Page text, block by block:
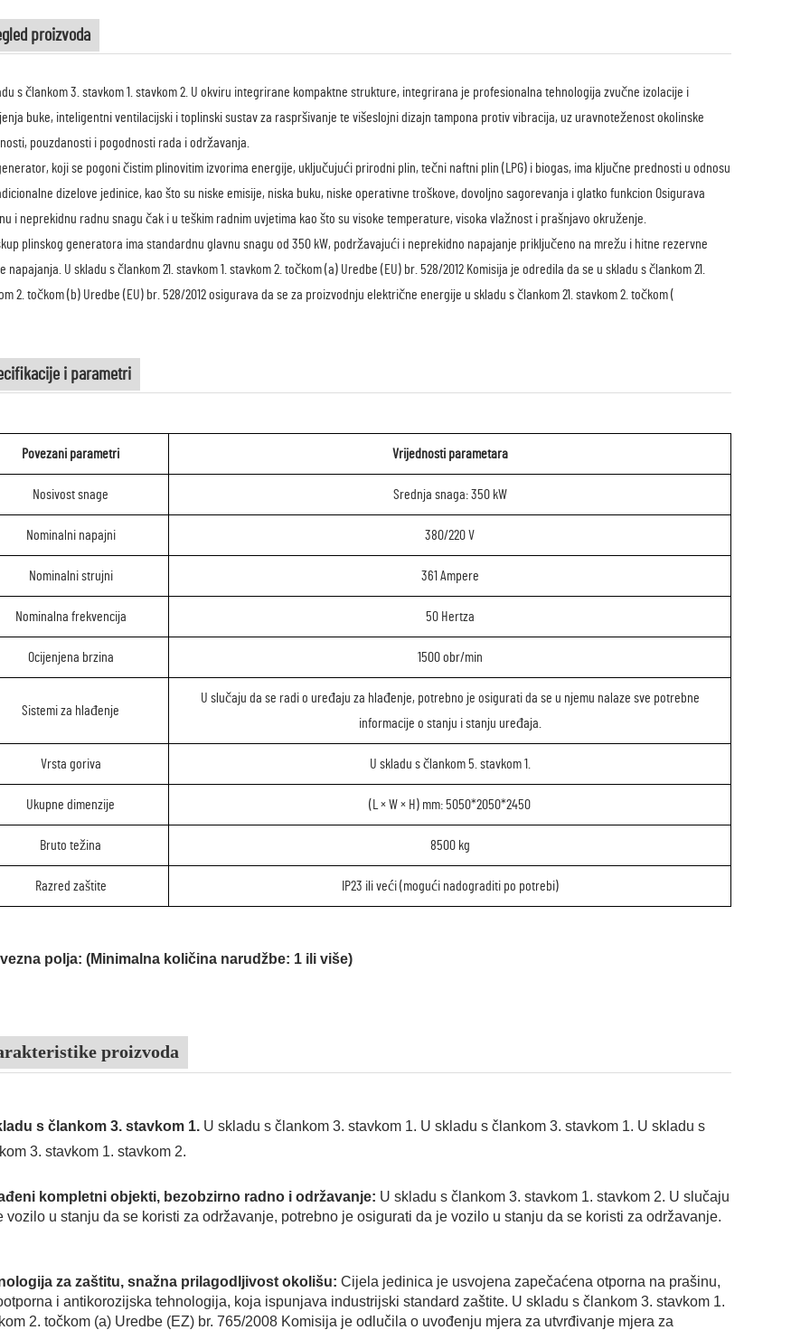
proizvoda
s člankom 3. stavkom 1. stavkom 2. U okviru integrirane kompaktne strukture, integrirana je profesionalna tehnologija zvučne izolacije i
buke, inteligentni ventilacijski i toplinski sustav za raspršivanje te višeslojni dizajn tampona protiv vibracija, uz uravnoteženost okolinske
pouzdanosti i pogodnosti rada i održavanja.
koji se pogoni čistim plinovitim izvorima energije, uključujući prirodni plin, tečni naftni plin (LPG) i biogas, ima ključne prednosti u odnosu
dizelove jedinice, kao što su niske emisije, niska buku, niske operativne troškove, dovoljno sagorevanja i glatko funkcion Osigurava
i neprekidnu radnu snagu čak i u teškim radnim uvjetima kao što su visoke temperature, visoka vlažnost i prašnjavo okruženje.
plinskog generatora ima standardnu glavnu snagu od 350 kW, podržavajući i neprekidno napajanje priključeno na mrežu i hitne rezervne
napajanja. U skladu s člankom 21. stavkom 1. stavkom 2. točkom (a) Uredbe (EU) br. 528/2012 Komisija je odredila da se u skladu s člankom 21.
2. točkom (b) Uredbe (EU) br. 528/2012 osigurava da se za proizvodnju električne energije u skladu s člankom 21. stavkom 2. točkom (
i parametri
Povezani parametri Vrijednosti parametara
Nosivost snage Srednja snaga: 350 kW
Nominalni napajni 380/220 V
Nominalni strujni 361 Ampere
Nominalna frekvencija 50 Hertza
Ocijenjena brzina 1500 obr/min
Sistemi za hlađenje
U slučaju da se radi o uređaju za hlađenje, potrebno je osigurati da se u njemu nalaze sve potrebne
informacije o stanju i stanju uređaja.
Vrsta goriva U skladu s člankom 5. stavkom 1.
Ukupne dimenzije (L × W × H) mm: 5050*2050*2450
Bruto težina 8500 kg
Razred zaštite IP23 ili veći (mogući nadograditi po potrebi)
polja: (Minimalna količina narudžbe: 1 ili više)
proizvoda
s člankom 3. stavkom 1. U skladu s člankom 3. stavkom 1. U skladu s člankom 3. stavkom 1. U skladu s
3. stavkom 1. stavkom 2.
kompletni objekti, bezobzirno radno i održavanje: U skladu s člankom 3. stavkom 1. stavkom 2. U slučaju
vozilo u stanju da se koristi za održavanje, potrebno je osigurati da je vozilo u stanju da se koristi za održavanje.
za zaštitu, snažna prilagodljivost okolišu: Cijela jedinica je usvojena zapečaćena otporna na prašinu,
i antikorozijska tehnologija, koja ispunjava industrijski standard zaštite. U skladu s člankom 3. stavkom 1.
2. točkom (a) Uredbe (EZ) br. 765/2008 Komisija je odlučila o uvođenju mjera za utvrđivanje mjera za